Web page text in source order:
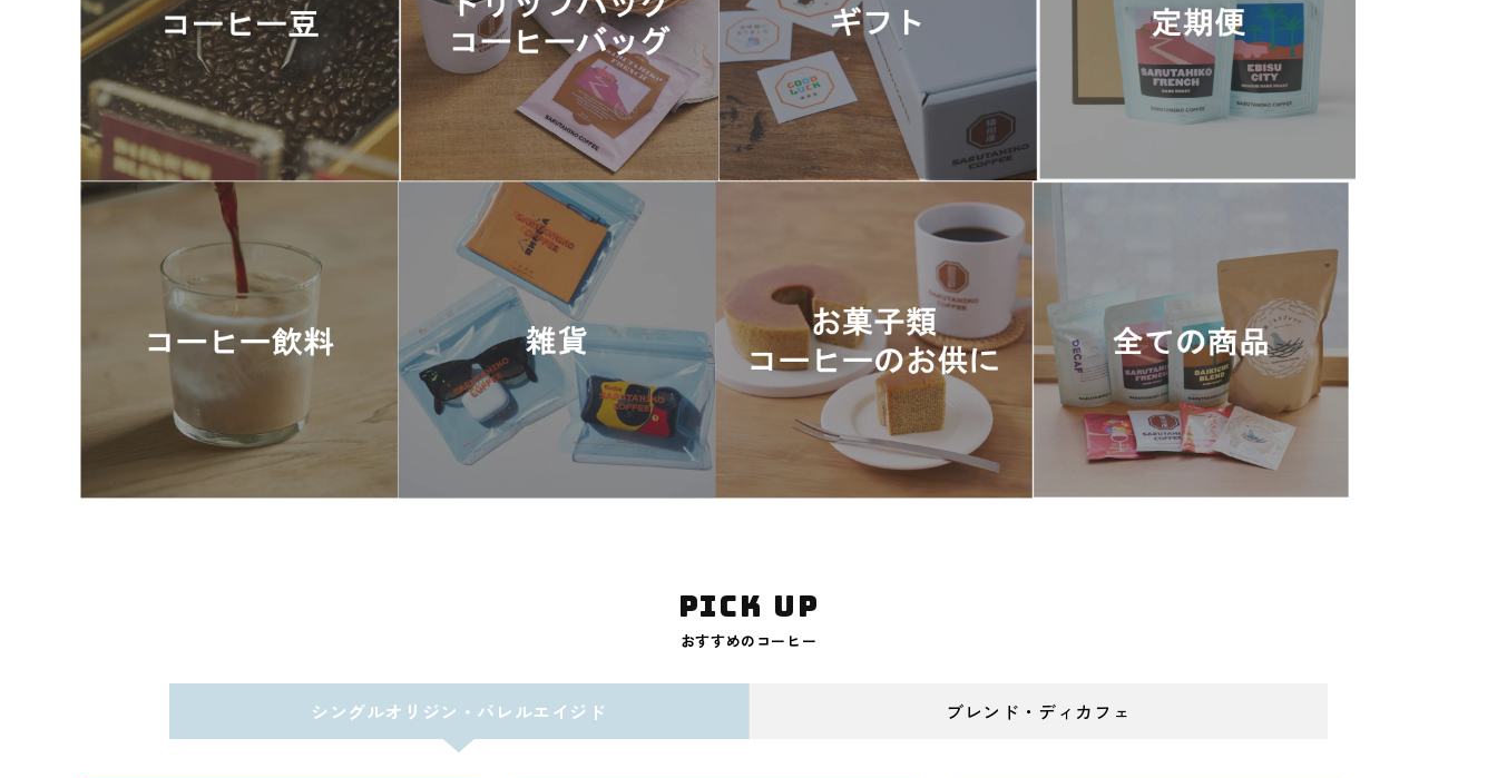
pick up
おすすめのコーヒー
シングルオリジン・バレルエイジド ブレンド・ディカフェ